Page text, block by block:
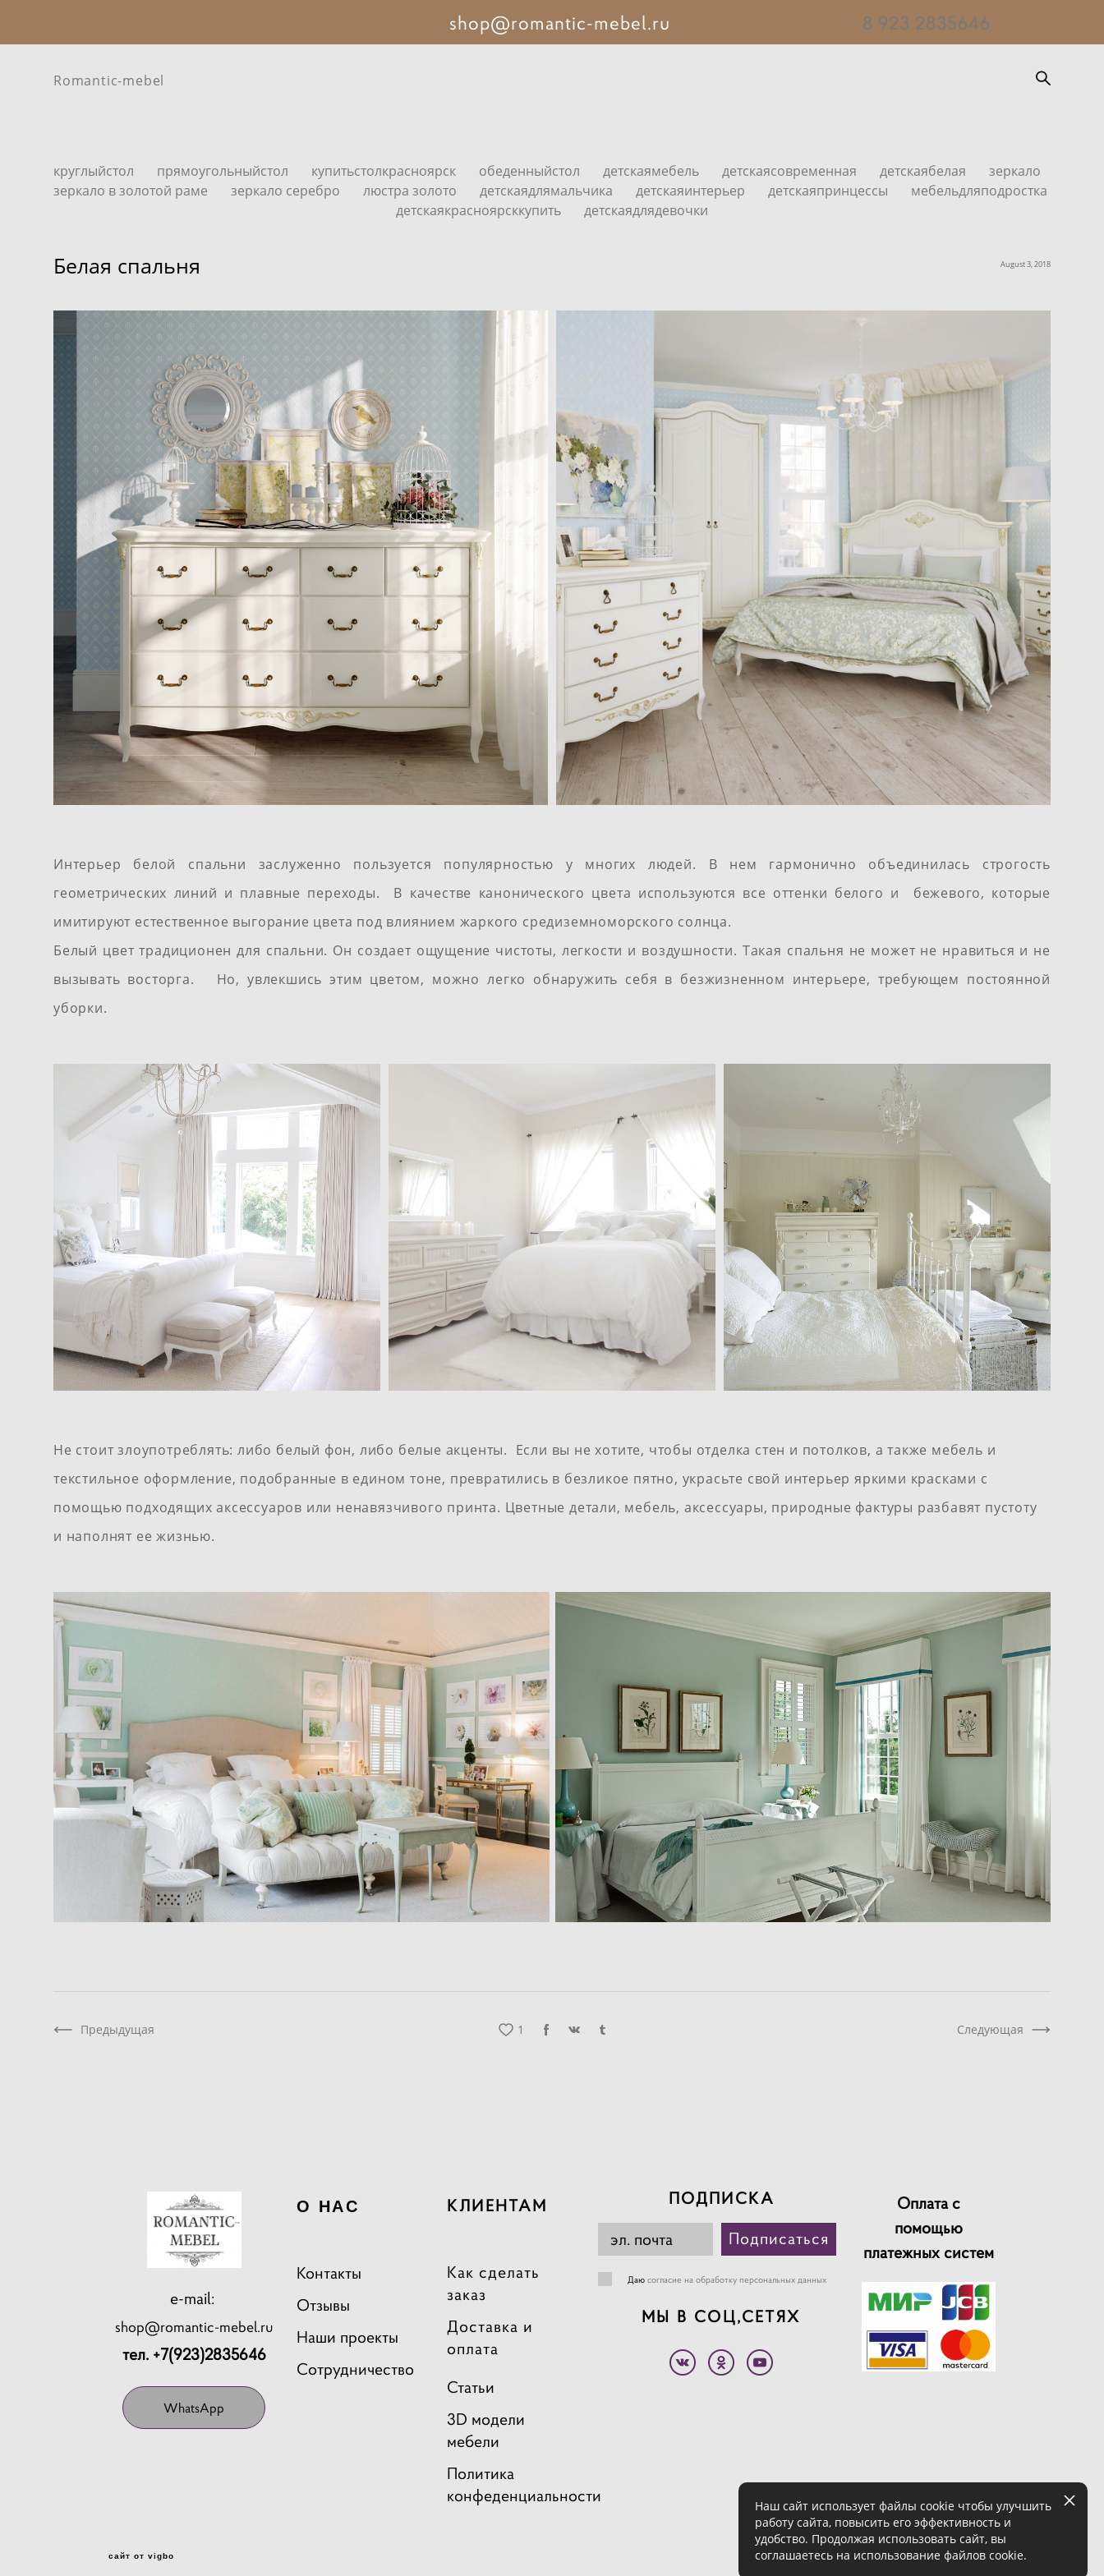
shop@romantic-mebel.ru 8 923 2835646
Romantic-mebel
круглыйстол прямоугольныйстол купитьстолкрасноярск обеденныйстол детскаямебель детскаясовременная детскаябелая
зеркало
зеркало в золотой раме
зеркало серебро люстра золото детскаядлямальчика детскаяинтерьер детскаяпринцессы
мебельдляподростка
детскаякрасноярсккупить
детскаядлядевочки
August 3, 2018
Белая спальня
Интерьер белой спальни заслуженно пользуется популярностью у многих людей. В нем гармонично объединилась строгость
геометрических линий и плавные переходы. В качестве канонического цвета используются все оттенки белого и бежевого, которые
имитируют естественное выгорание цвета под влиянием жаркого средиземноморского солнца.
Белый цвет традиционен для спальни. Он создает ощущение чистоты, легкости и воздушности. Такая спальня не может не нравиться и не
вызывать восторга. Но, увлекшись этим цветом, можно легко обнаружить себя в безжизненном интерьере, требующем постоянной
уборки.
Не стоит злоупотреблять: либо белый фон, либо белые акценты. Если вы не хотите, чтобы отделка стен и потолков, а также мебель и
текстильное оформление, подобранные в едином тоне, превратились в безликое пятно, украсьте свой интерьер яркими красками с
помощью подходящих аксессуаров или ненавязчивого принта. Цветные детали, мебель, аксессуары, природные фактуры разбавят пустоту
и наполнят ее жизнью.
1
Предыдущая Следующая
e-mail:
shop@romantic-mebel.ru
тел. +7(923)2835646
WhatsApp
О НАС
Контакты
Отзывы
Наши проекты
Сотрудничество
КЛИЕНТАМ
Как сделать
заказ
Доставка и
оплата
Статьи
3D модели
мебели
Политика
конфеденциальности
ПОДПИСКА
Подписаться
Даю согласие на обработку персональных данных
МЫ В СОЦ,СЕТЯХ
Оплата с
помощью
платежных систем
сайт от vigbo
Наш сайт использует файлы cookie чтобы улучшить
работу сайта, повысить его эффективность и
удобство. Продолжая использовать сайт, вы
соглашаетесь на использование файлов cookie.